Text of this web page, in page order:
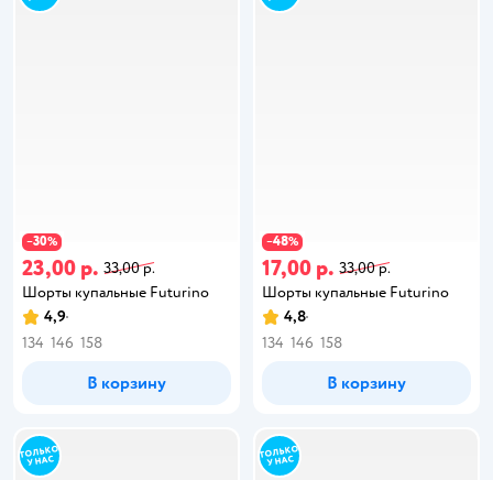
−30%
23,00 р. 33,00 р.
Шорты купальные Futurino
4,9
134 146 158
В корзину
−48%
17,00 р. 33,00 р.
Шорты купальные Futurino
4,8
134 146 158
В корзину